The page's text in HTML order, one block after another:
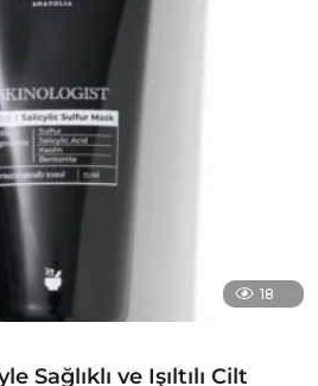
18
Sağlıklı ve Işıltılı Cilt